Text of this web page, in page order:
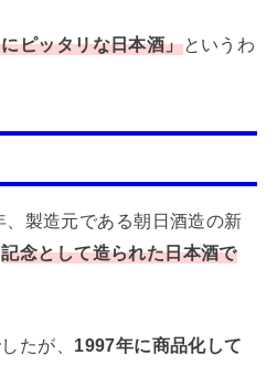
ピッタリな日本酒」というわ
、製造元である朝日酒造の新
記念として造られた日本酒で
たが、 1997年に商品化して